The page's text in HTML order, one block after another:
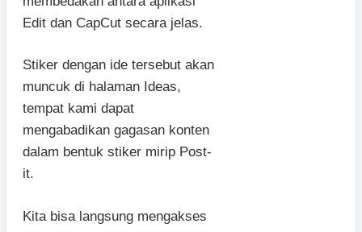
Edit dan CapCut secara jelas.
Stiker dengan ide tersebut akan
muncuk di halaman Ideas,
tempat kami dapat
mengabadikan gagasan konten
dalam bentuk stiker mirip Post-
it.
Kita bisa langsung mengakses